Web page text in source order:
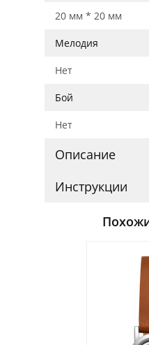
20 мм * 20 мм
Мелодия
Нет
Бой
Нет
Описание
Инструкции